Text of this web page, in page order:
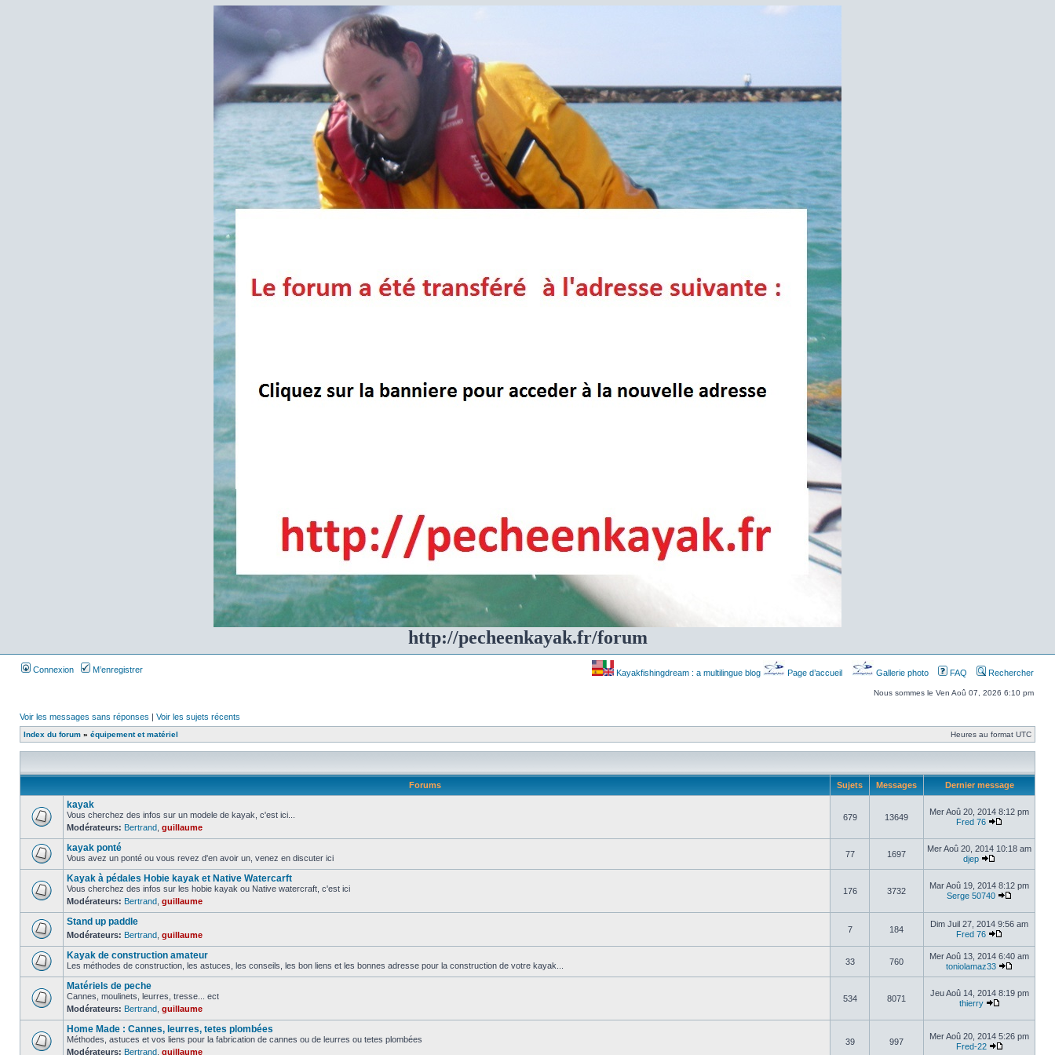
http://pecheenkayak.fr/forum
Connexion M’enregistrer Kayakfishingdream : a multilingue blog Page d’accueil Gallerie photo FAQ Rechercher
Nous sommes le Ven Aoû 07, 2026 6:10 pm
Voir les messages sans réponses | Voir les sujets récents
Index du forum » équipement et matériel Heures au format UTC
Forums Sujets Messages Dernier message
kayak
Vous cherchez des infos sur un modele de kayak, c'est ici...
Modérateurs: Bertrand guillaume
679 13649
Mer Aoû 20, 2014 8:12 pm
Fred 76
kayak ponté
Vous avez un ponté ou vous revez d'en avoir un, venez en discuter ici 77 1697
Mer Aoû 20, 2014 10:18 am
djep
Kayak à pédales Hobie kayak et Native Watercarft
Vous cherchez des infos sur les hobie kayak ou Native watercraft, c'est ici
Modérateurs: Bertrand guillaume
176 3732
Mar Aoû 19, 2014 8:12 pm
Serge 50740
Stand up paddle
Modérateurs: Bertrand guillaume
7 184
Dim Juil 27, 2014 9:56 am
Fred 76
Kayak de construction amateur
Les méthodes de construction, les astuces, les conseils, les bon liens et les bonnes adresse pour la construction de votre kayak... 33 760
Mer Aoû 13, 2014 6:40 am
toniolamaz33
Matériels de peche
Cannes, moulinets, leurres, tresse... ect
Modérateurs: Bertrand guillaume
534 8071
Jeu Aoû 14, 2014 8:19 pm
thierry
Home Made : Cannes, leurres, tetes plombées
Méthodes, astuces et vos liens pour la fabrication de cannes ou de leurres ou tetes plombées
Modérateurs: Bertrand guillaume
39 997
Mer Aoû 20, 2014 5:26 pm
Fred-22